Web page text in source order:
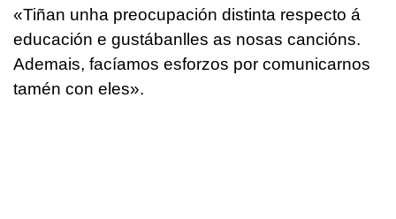
«Tiñan unha preocupación distinta respecto á
educación e gustábanlles as nosas cancións.
Ademais, facíamos esforzos por comunicarnos
tamén con eles».